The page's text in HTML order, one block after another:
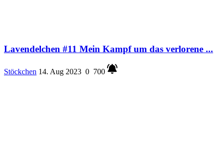
Lavendelchen #11 Mein Kampf um das verlorene ...
Stöckchen 14. Aug 2023 0 700